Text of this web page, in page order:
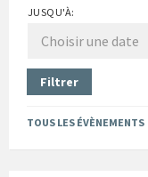
JUSQU'À:
Filtrer
TOUS LES ÉVÈNEMENTS